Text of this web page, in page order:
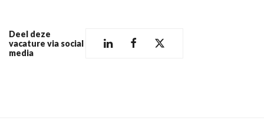
Deel deze
vacature via social
media